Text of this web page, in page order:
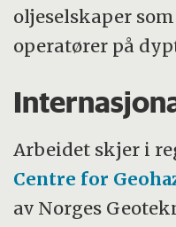
oljeselskaper
operatører på
Arbeidet skjer i
Centre for
av Norges